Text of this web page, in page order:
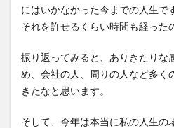
にはいかなかった今までの人生で
それを許せるくらい時間も経った
振り返ってみると、ありきたりな
め、会社の人、周りの人など多く
きたなと思います。
そして、今年は本当に私の人生の